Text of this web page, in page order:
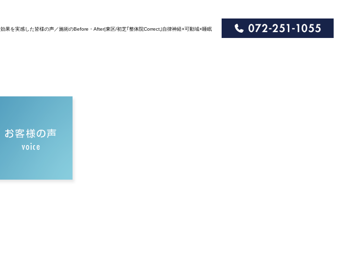
効果を実感した皆様の声／施術のBefore・After|東区/初芝｢整体院Correct｣自律神経×可動域×睡眠